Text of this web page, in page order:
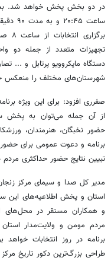
در دو بخش پخش خواهد شد.
تجهیزات متعدد از جمله دو
دستگاه مایکروویو پرتابل و ...
شهرستان‌های مختلف را منعکس
صفرری افزود: برای این ویژه
از آن جمله می‌توان به پخش
حضور نخبگان، هنرمندان،
برنامه و دعوت عمومی برای
تبیین نتایج حضور حداکثری مردم
مدیر کل صدا و سیمای مرکز
استان و پخش اطلاعیه‌های این
و همکاران مستقر در
مردم مومن و ولایت‌مدار
برنامه در روز انتخابات
طراحی بزرگ‌ترین دکور تاریخ